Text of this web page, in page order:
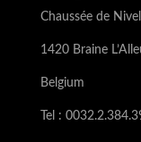
Chaussée de
1420 Braine
Belgium
Tel :